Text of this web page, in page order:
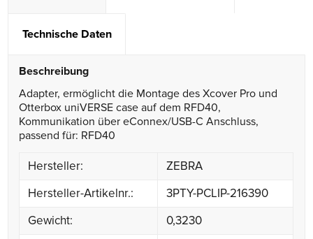
Technische Daten
Beschreibung
Adapter, ermöglicht die Montage des Xcover Pro und
Otterbox uniVERSE case auf dem RFD40,
Kommunikation über eConnex/USB-C Anschluss,
passend für: RFD40
Hersteller:
ZEBRA
Hersteller-Artikelnr.:
3PTY-PCLIP-216390
Gewicht:
0,3230